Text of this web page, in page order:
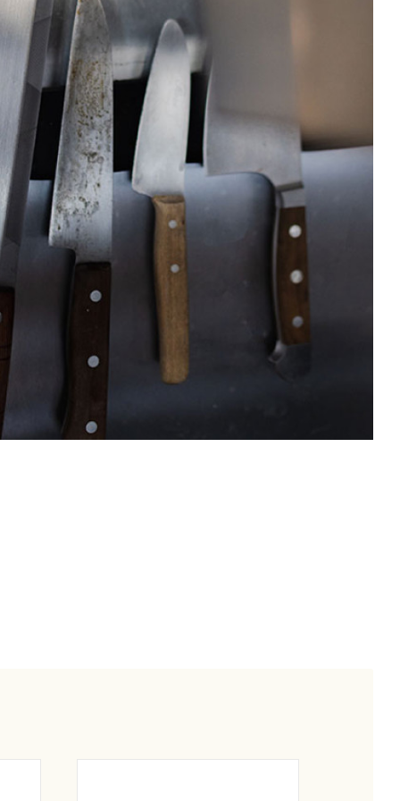
COUTEAUX A LÉGUMES / NAKIRI / USUBA
COUTEAUX A PAIN
LES COUTEAUX BEC D'OISEAU KAI
LES COUTEAUX DEBA KAI
LES COUTEAUX A TOMATES KAI
LES COUTEAUX D'OFFICE KAI
LES COUTEAUX UTILITAIRE KAI
LES COUTEAUX SANTOKU KAI
LES COUTEAUX TRANCHEUR KAI
LES COUTEAUX YANAGIBA KAI (COUTEAUX A
SUSHI)
COUTEAUX KIRITSUKE
Détail